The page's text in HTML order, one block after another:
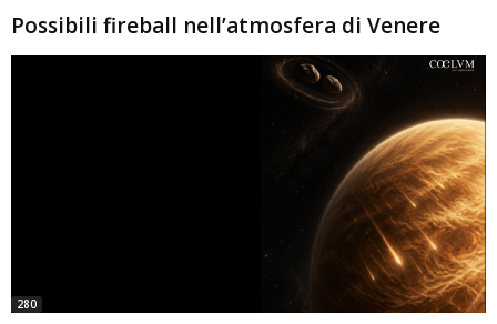
Possibili fireball nell’atmosfera di Venere
280